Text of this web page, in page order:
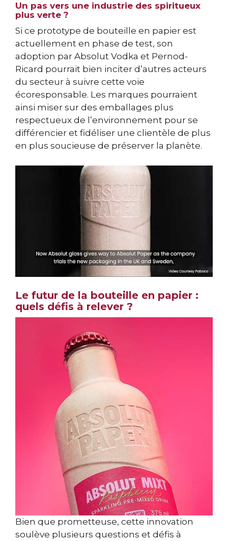
Un pas vers une industrie des spiritueux
plus verte ?
Si ce prototype de bouteille en papier est
actuellement en phase de test, son
adoption par Absolut Vodka et Pernod-
Ricard pourrait bien inciter d’autres acteurs
du secteur à suivre cette voie
écoresponsable. Les marques pourraient
ainsi miser sur des emballages plus
respectueux de l’environnement pour se
différencier et fidéliser une clientèle de plus
en plus soucieuse de préserver la planète.
Le futur de la bouteille en papier :
quels défis à relever ?
Bien que prometteuse, cette innovation
soulève plusieurs questions et défis à